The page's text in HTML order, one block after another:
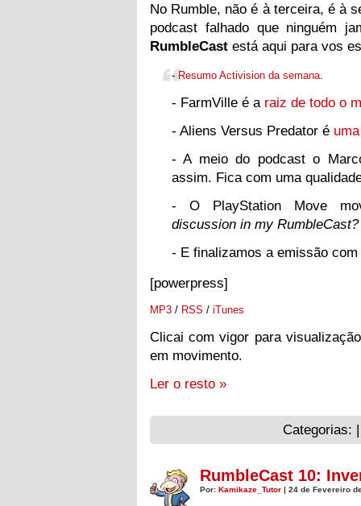
No Rumble, não é à terceira, é à
podcast falhado que ninguém
RumbleCast está aqui para vos
-Resumo Activision da semana.
- FarmVille é a raiz de todo o
- Aliens Versus Predator é
- A meio do podcast o
assim. Fica com uma
- O PlayStation Move
discussion in my
- E finalizamos a emissão
[powerpress]
MP3 / RSS / iTunes
Clicai com vigor para
em movimento.
Ler o resto »
Categorias:
RumbleCast 10:
Por: Kamikaze_Tutor | 24 de Fevereiro